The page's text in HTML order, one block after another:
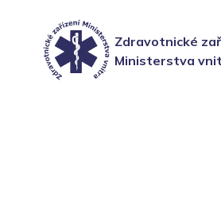
Zdravotnické
Ministerstva